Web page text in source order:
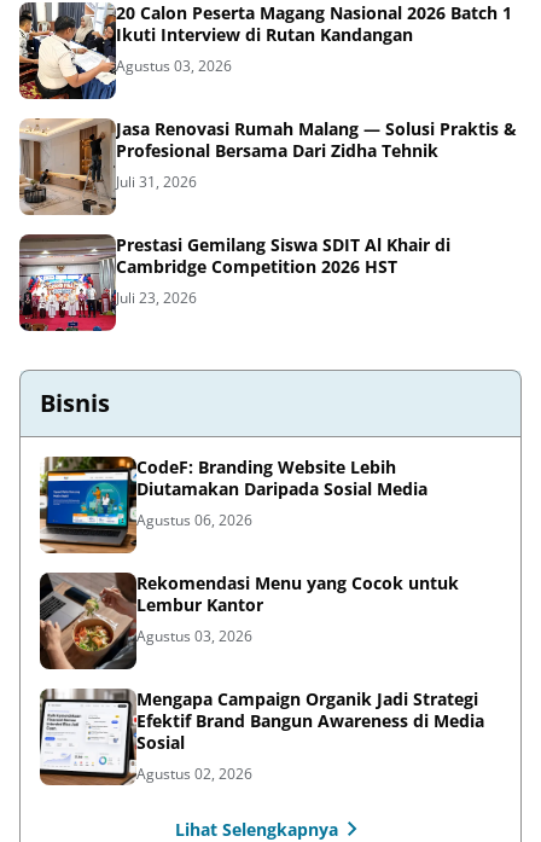
20 Calon Peserta Magang Nasional 2026 Batch 1
Ikuti Interview di Rutan Kandangan
Agustus 03, 2026
Jasa Renovasi Rumah Malang — Solusi Praktis &
Profesional Bersama Dari Zidha Tehnik
Juli 31, 2026
Prestasi Gemilang Siswa SDIT Al Khair di
Cambridge Competition 2026 HST
Juli 23, 2026
Bisnis
CodeF: Branding Website Lebih
Diutamakan Daripada Sosial Media
Agustus 06, 2026
Rekomendasi Menu yang Cocok untuk
Lembur Kantor
Agustus 03, 2026
Mengapa Campaign Organik Jadi Strategi
Efektif Brand Bangun Awareness di Media
Sosial
Agustus 02, 2026
Lihat Selengkapnya